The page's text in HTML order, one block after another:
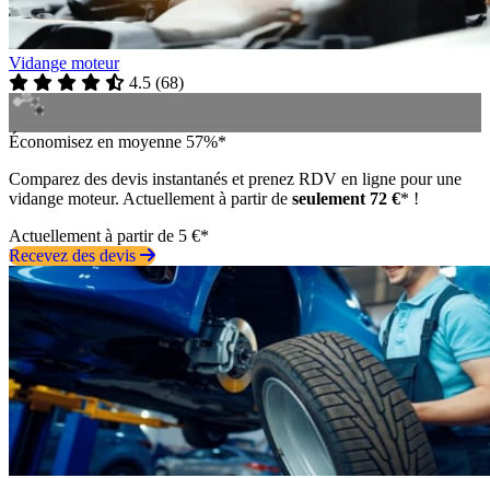
Vidange moteur
4.5 (68)
Économisez en moyenne 57%*
Comparez des devis instantanés et prenez RDV en ligne pour une
vidange moteur. Actuellement à partir de seulement 72 €* !
Actuellement à partir de 5 €*
Recevez des devis